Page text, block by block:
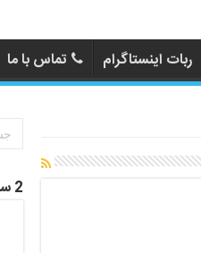
ربات اینستاگرام تماس با ما
2 ساله شدیم!